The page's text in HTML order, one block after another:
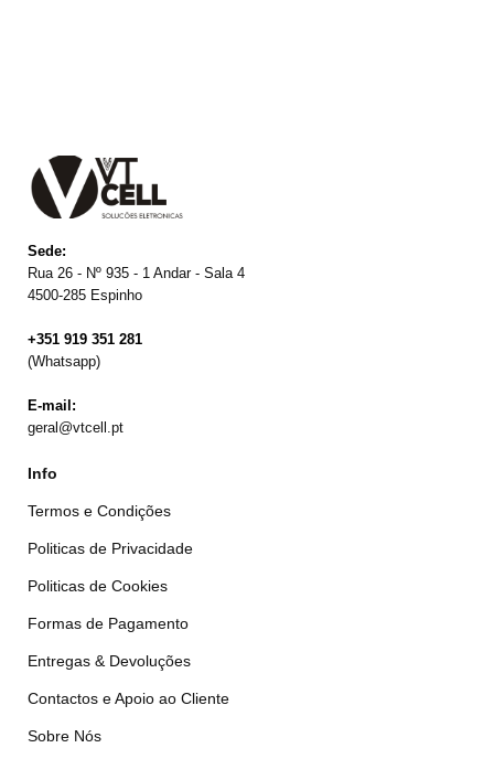
Sede:
Rua 26 - Nº 935 - 1 Andar - Sala 4
4500-285 Espinho
+351 919 351 281
(Whatsapp)
E-mail:
geral@vtcell.pt
Info
Termos e Condições
Politicas de Privacidade
Politicas de Cookies
Formas de Pagamento
Entregas & Devoluções
Contactos e Apoio ao Cliente
Sobre Nós